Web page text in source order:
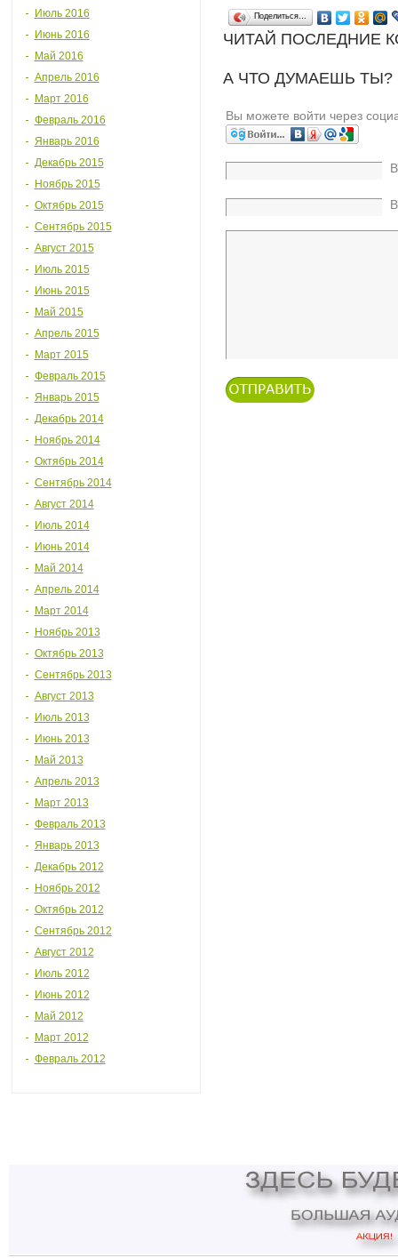
Июль 2016
Июнь 2016
Май 2016
Апрель 2016
Март 2016
Февраль 2016
Январь 2016
Декабрь 2015
Ноябрь 2015
Октябрь 2015
Сентябрь 2015
Август 2015
Июль 2015
Июнь 2015
Май 2015
Апрель 2015
Март 2015
Февраль 2015
Январь 2015
Декабрь 2014
Ноябрь 2014
Октябрь 2014
Сентябрь 2014
Август 2014
Июль 2014
Июнь 2014
Май 2014
Апрель 2014
Март 2014
Ноябрь 2013
Октябрь 2013
Сентябрь 2013
Август 2013
Июль 2013
Июнь 2013
Май 2013
Апрель 2013
Март 2013
Февраль 2013
Январь 2013
Декабрь 2012
Ноябрь 2012
Октябрь 2012
Сентябрь 2012
Август 2012
Июль 2012
Июнь 2012
Май 2012
Март 2012
Февраль 2012
Поделиться…
ЧИТАЙ ПОСЛЕДНИЕ
А ЧТО ДУМАЕШЬ
Вы можете войти через